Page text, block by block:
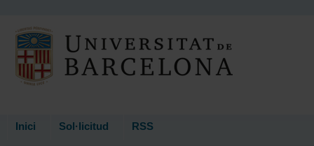
Inici Sol·licitud RSS